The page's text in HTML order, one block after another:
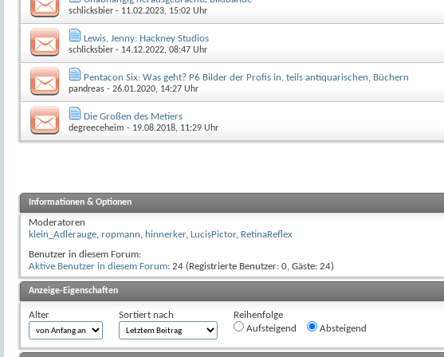
schlicksbier - 11.02.2023, 15:02 Uhr
Lewis, Jenny: Hackney Studios
schlicksbier - 14.12.2022, 08:47 Uhr
Pentacon Six: Was geht? P6 Bilder der Profis in, teils antiquarischen, Büchern
pandreas - 26.01.2020, 14:27 Uhr
Die Großen des Metiers
degreeceheim - 19.08.2018, 11:29 Uhr
Informationen & Optionen
Moderatoren
klein_Adlerauge, ropmann, hinnerker, LucisPictor, RetinaReflex
Benutzer in diesem Forum:
Aktive Benutzer in diesem Forum: 24 (Registrierte Benutzer: 0, Gäste: 24)
Anzeige-Eigenschaften
Alter Sortiert nach
Reihenfolge
Aufsteigend
Absteigend